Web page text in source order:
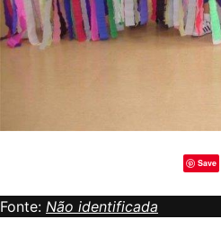
Save
Fonte: Não identificada